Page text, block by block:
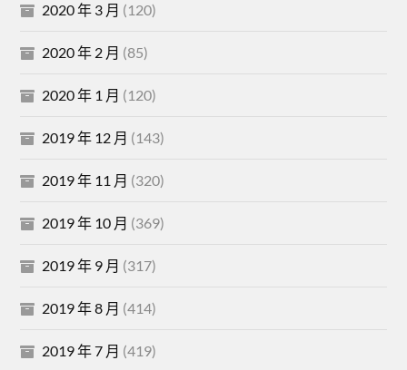
2020 年 3 月 (120)
2020 年 2 月 (85)
2020 年 1 月 (120)
2019 年 12 月 (143)
2019 年 11 月 (320)
2019 年 10 月 (369)
2019 年 9 月 (317)
2019 年 8 月 (414)
2019 年 7 月 (419)